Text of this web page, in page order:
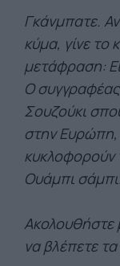
Γκάνμπατε.
κύμα, γίνε το
μετάφραση:
Ο
Σουζούκι
στην Ευρώπη,
κυκλοφορούν
Ουάμπι
Ακολουθήστε
να βλέπετε